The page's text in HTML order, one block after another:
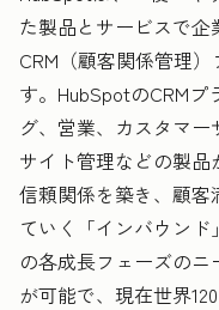
た製品とサービスで
CRM（顧客関係管理
す。HubSpotのCRM
グ、営業、カスタマ
サイト管理などの製品
信頼関係を築き、顧客
ていく「インバウン
の各成長フェーズの
が可能で、現在世界